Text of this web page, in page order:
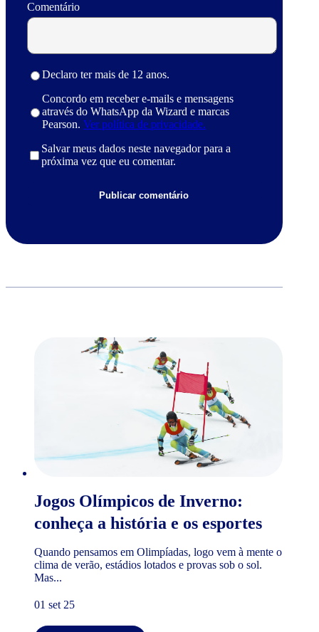
Comentário
Declaro ter mais de 12 anos.
Concordo em receber e-mails e mensagens
através do WhatsApp da Wizard e marcas
Pearson. Ver política de privacidade.
Salvar meus dados neste navegador para a
próxima vez que eu comentar.
Jogos Olímpicos de Inverno:
conheça a história e os esportes
Quando pensamos em Olimpíadas, logo vem à mente o
clima de verão, estádios lotados e provas sob o sol.
Mas...
01 set 25